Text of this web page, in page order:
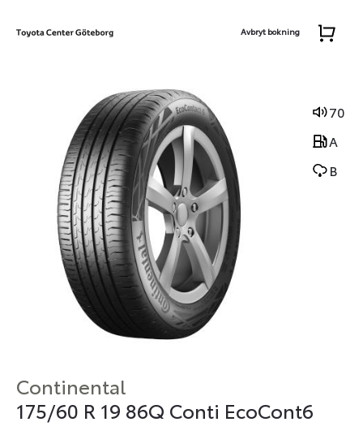
Avbryt bokning
70
A
B
Continental
175/60 R 19 86Q Conti EcoCont6